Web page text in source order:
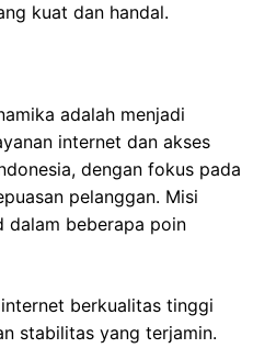
kuat dan handal.
adalah menjadi
internet dan akses
dengan fokus pada
pelanggan. Misi
dalam beberapa poin
berkualitas tinggi
stabilitas yang terjamin.